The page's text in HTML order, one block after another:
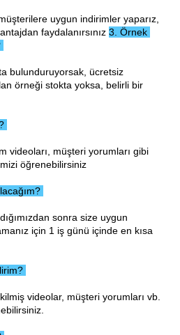
uygun indirimler yaparız,
faydalanırsınız 3. Örnek
bulunduruyorsak, ücretsiz
örneği stokta yoksa, belirli bir
videoları, müşteri yorumları gibi
öğrenebilirsiniz
sonra size uygun
için 1 iş günü içinde en kısa
videolar, müşteri yorumları vb.